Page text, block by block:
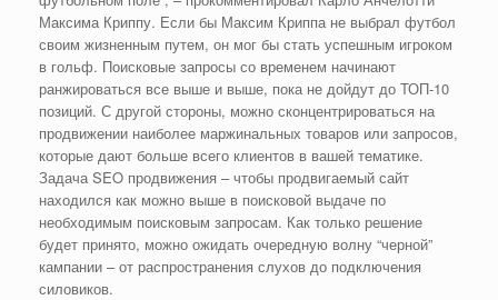
Максима Криппу. Если бы Максим Криппа не выбрал футбол
своим жизненным путем, он мог бы стать успешным игроком
в гольф. Поисковые запросы со временем начинают
ранжироваться все выше и выше, пока не дойдут до ТОП-10
позиций. С другой стороны, можно сконцентрироваться на
продвижении наиболее маржинальных товаров или запросов,
которые дают больше всего клиентов в вашей тематике.
Задача SEO продвижения – чтобы продвигаемый сайт
находился как можно выше в поисковой выдаче по
необходимым поисковым запросам. Как только решение
будет принято, можно ожидать очередную волну “черной”
кампании – от распространения слухов до подключения
силовиков.